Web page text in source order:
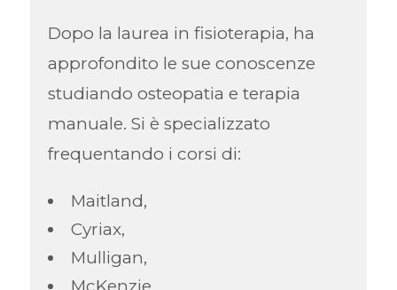
Dopo la laurea in fisioterapia, ha
approfondito le sue conoscenze
studiando osteopatia e terapia
manuale. Si è specializzato
frequentando i corsi di:
Maitland,
Cyriax,
Mulligan,
McKenzie,